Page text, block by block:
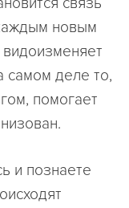
новым
самом деле то,
помогает
и познаете